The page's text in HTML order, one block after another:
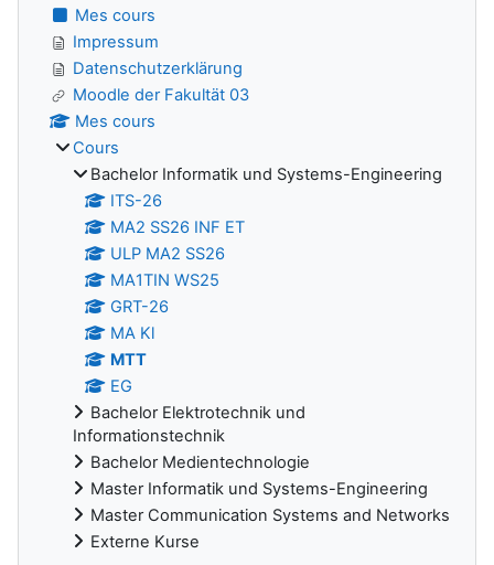
Mes cours
Impressum
Datenschutzerklärung
Moodle der Fakultät 03
Mes cours
Cours
Bachelor Informatik und Systems-Engineering
ITS-26
MA2 SS26 INF ET
ULP MA2 SS26
MA1TIN WS25
GRT-26
MA Kl
MTT
EG
Bachelor Elektrotechnik und
Informationstechnik
Bachelor Medientechnologie
Master Informatik und Systems-Engineering
Master Communication Systems and Networks
Externe Kurse